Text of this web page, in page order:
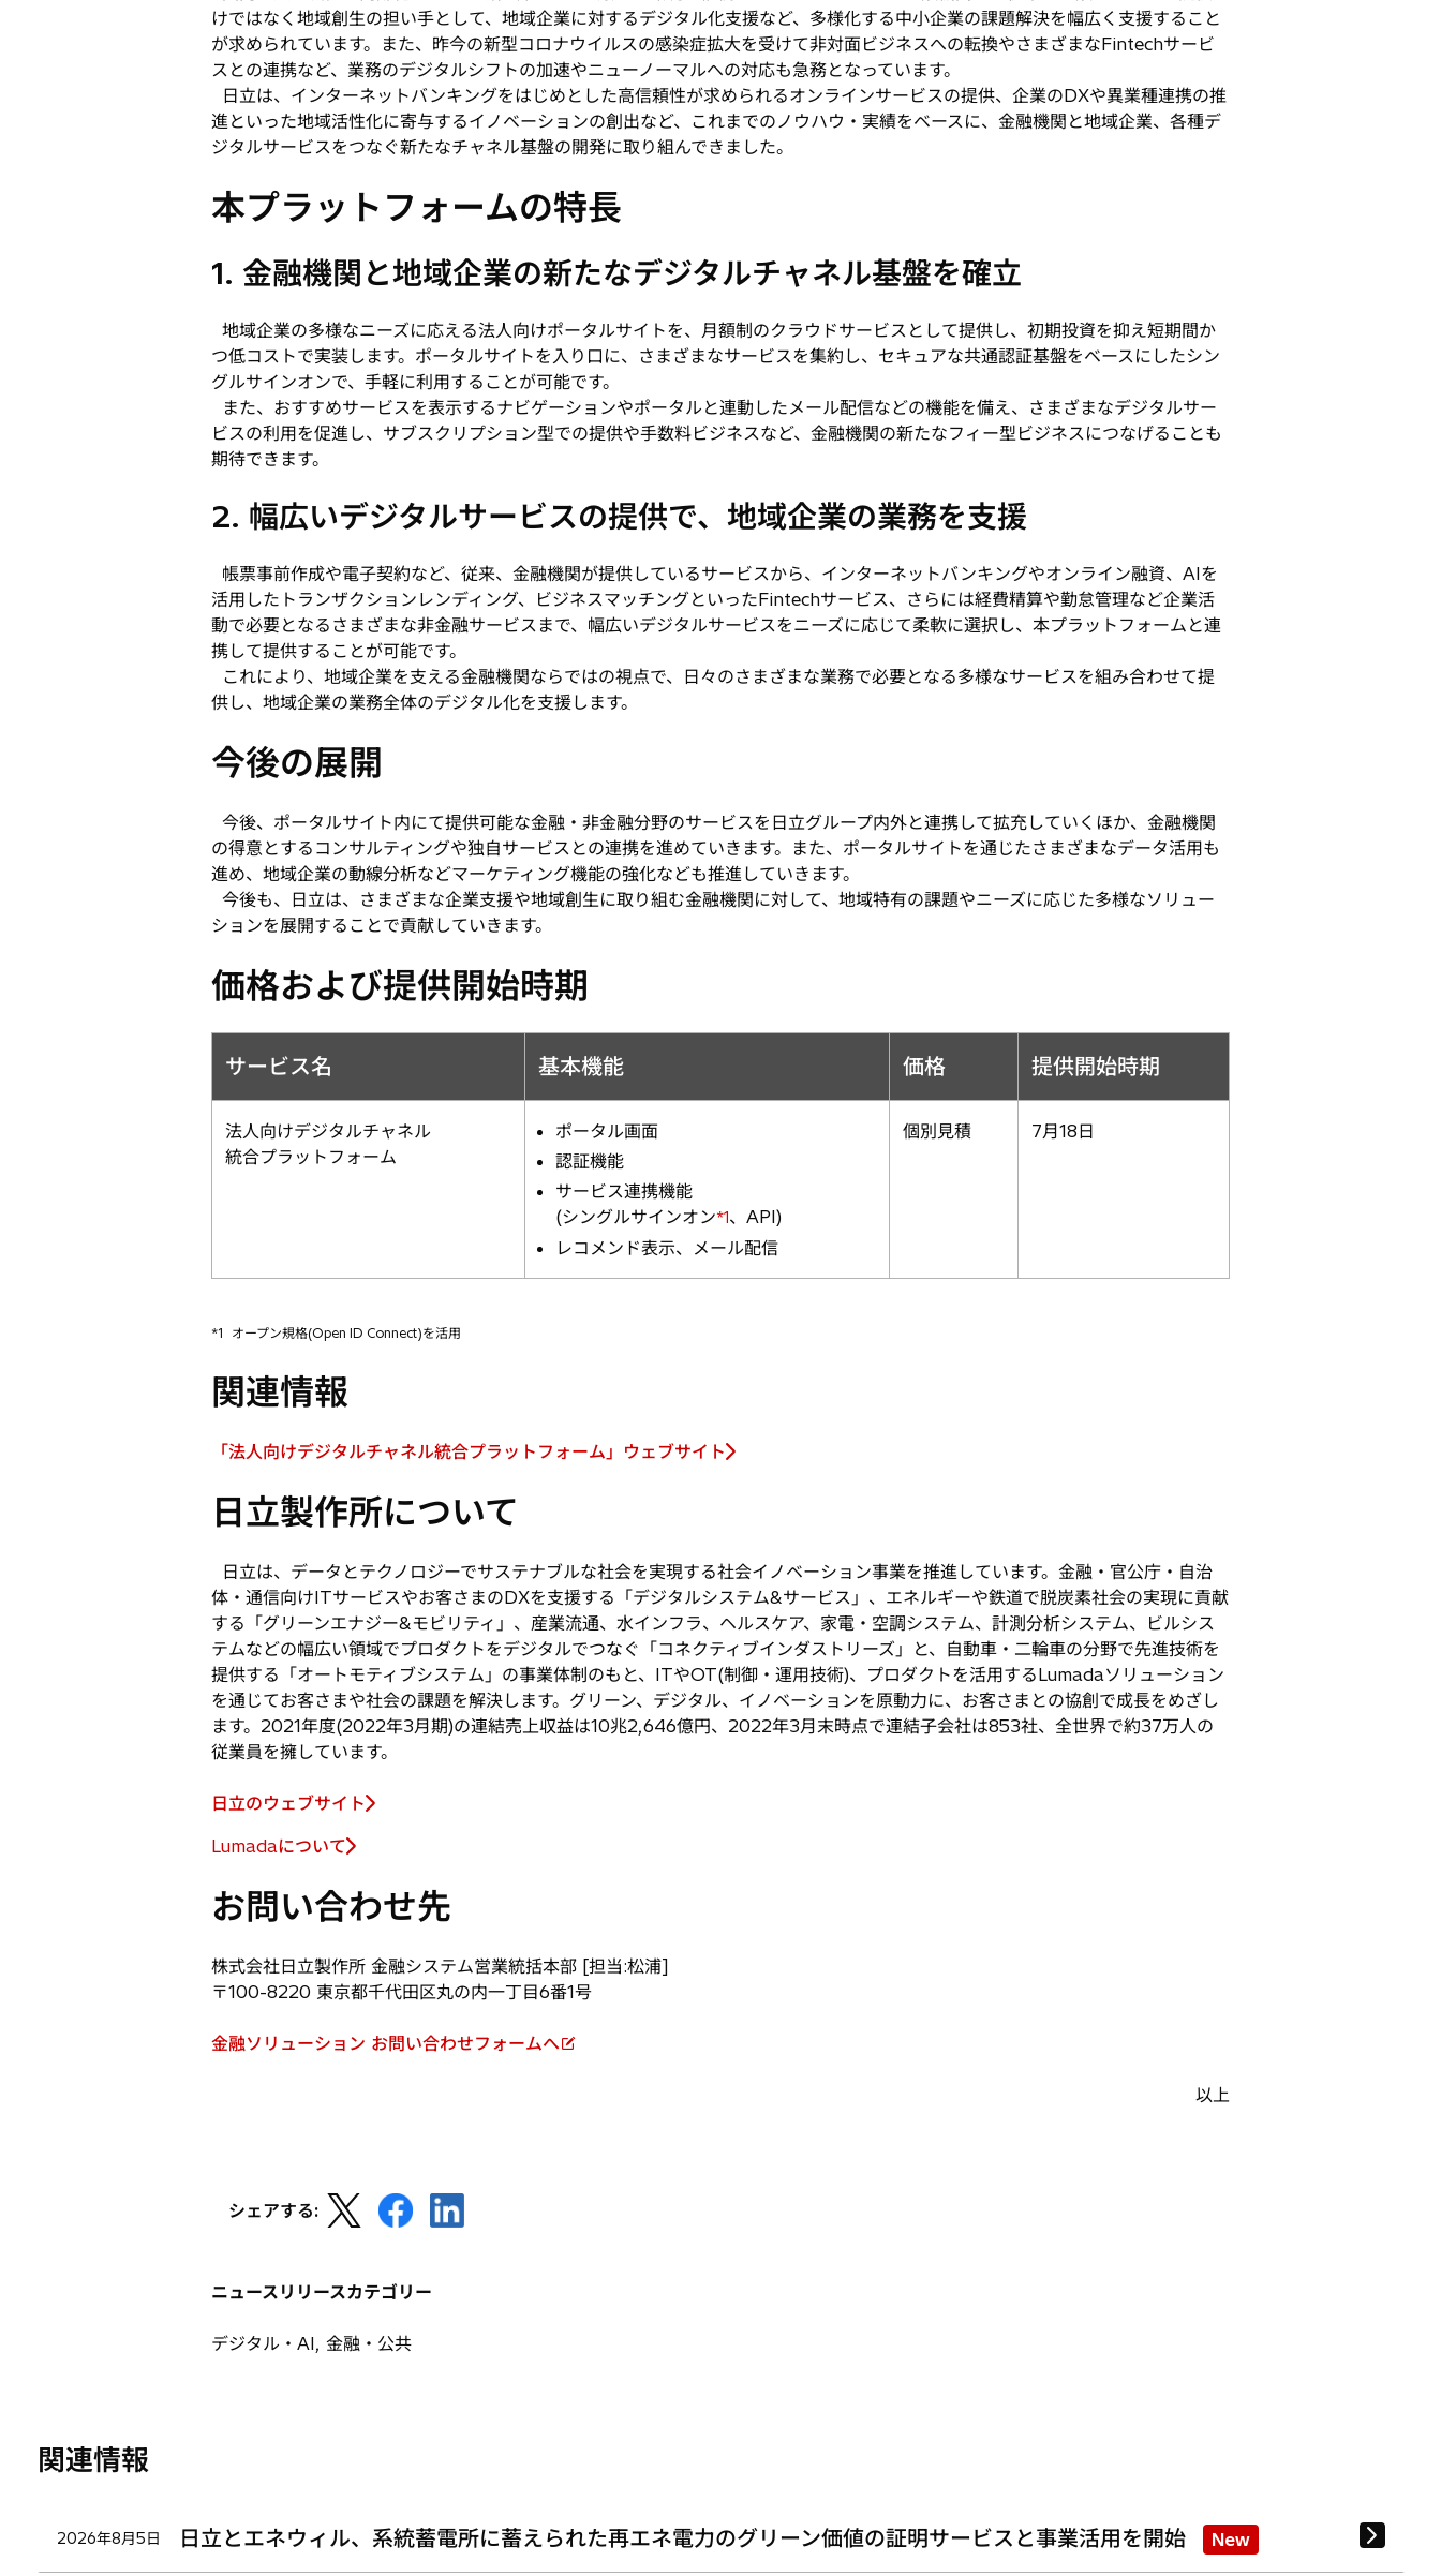
けではなく地域創生の担い手として、地域企業に対するデジタル化支援など、多様化する中小企業の課題解決を幅広く支援すること
が求められています。また、昨今の新型コロナウイルスの感染症拡大を受けて非対面ビジネスへの転換やさまざまなFintechサービ
スとの連携など、業務のデジタルシフトの加速やニューノーマルへの対応も急務となっています。
日立は、インターネットバンキングをはじめとした高信頼性が求められるオンラインサービスの提供、企業のDXや異業種連携の推
進といった地域活性化に寄与するイノベーションの創出など、これまでのノウハウ・実績をベースに、金融機関と地域企業、各種デ
ジタルサービスをつなぐ新たなチャネル基盤の開発に取り組んできました。
本プラットフォームの特長
1. 金融機関と地域企業の新たなデジタルチャネル基盤を確立
地域企業の多様なニーズに応える法人向けポータルサイトを、月額制のクラウドサービスとして提供し、初期投資を抑え短期間か
つ低コストで実装します。ポータルサイトを入り口に、さまざまなサービスを集約し、セキュアな共通認証基盤をベースにしたシン
グルサインオンで、手軽に利用することが可能です。
また、おすすめサービスを表示するナビゲーションやポータルと連動したメール配信などの機能を備え、さまざまなデジタルサー
ビスの利用を促進し、サブスクリプション型での提供や手数料ビジネスなど、金融機関の新たなフィー型ビジネスにつなげることも
期待できます。
2. 幅広いデジタルサービスの提供で、地域企業の業務を支援
帳票事前作成や電子契約など、従来、金融機関が提供しているサービスから、インターネットバンキングやオンライン融資、AIを
活用したトランザクションレンディング、ビジネスマッチングといったFintechサービス、さらには経費精算や勤怠管理など企業活
動で必要となるさまざまな非金融サービスまで、幅広いデジタルサービスをニーズに応じて柔軟に選択し、本プラットフォームと連
携して提供することが可能です。
これにより、地域企業を支える金融機関ならではの視点で、日々のさまざまな業務で必要となる多様なサービスを組み合わせて提
供し、地域企業の業務全体のデジタル化を支援します。
今後の展開
今後、ポータルサイト内にて提供可能な金融・非金融分野のサービスを日立グループ内外と連携して拡充していくほか、金融機関
の得意とするコンサルティングや独自サービスとの連携を進めていきます。また、ポータルサイトを通じたさまざまなデータ活用も
進め、地域企業の動線分析などマーケティング機能の強化なども推進していきます。
今後も、日立は、さまざまな企業支援や地域創生に取り組む金融機関に対して、地域特有の課題やニーズに応じた多様なソリュー
ションを展開することで貢献していきます。
価格および提供開始時期
サービス名 基本機能 価格 提供開始時期
法人向けデジタルチャネル
統合プラットフォーム
ポータル画面
認証機能
サービス連携機能
(シングルサインオン*1、API)
レコメンド表示、メール配信
個別見積 7月18日
*1 オープン規格(Open ID Connect)を活用
関連情報
「法人向けデジタルチャネル統合プラットフォーム」ウェブサイト
い
ブ
で
開
く
日立製作所について
日立は、データとテクノロジーでサステナブルな社会を実現する社会イノベーション事業を推進しています。金融・官公庁・自治
体・通信向けITサービスやお客さまのDXを支援する「デジタルシステム&サービス」、エネルギーや鉄道で脱炭素社会の実現に貢献
する「グリーンエナジー&モビリティ」、産業流通、水インフラ、ヘルスケア、家電・空調システム、計測分析システム、ビルシス
テムなどの幅広い領域でプロダクトをデジタルでつなぐ「コネクティブインダストリーズ」と、自動車・二輪車の分野で先進技術を
提供する「オートモティブシステム」の事業体制のもと、ITやOT(制御・運用技術)、プロダクトを活用するLumadaソリューション
を通じてお客さまや社会の課題を解決します。グリーン、デジタル、イノベーションを原動力に、お客さまとの協創で成長をめざし
ます。2021年度(2022年3月期)の連結売上収益は10兆2,646億円、2022年3月末時点で連結子会社は853社、全世界で約37万人の
従業員を擁しています。
日立のウェブサイト
Lumadaについて
新
い
ブ
で
く
お問い合わせ先
株式会社日立製作所 金融システム営業統括本部 [担当:松浦]
〒100-8220 東京都千代田区丸の内一丁目6番1号
金融ソリューション お問い合わせフォームへ
新
以上
シェアする:
し
タ
新
し
ニュースリリースカテゴリー
デジタル・AI, 金融・公共
関連情報
2026年8月5日 日立とエネウィル、系統蓄電所に蓄えられた再エネ電力のグリーン価値の証明サービスと事業活用を開始 New